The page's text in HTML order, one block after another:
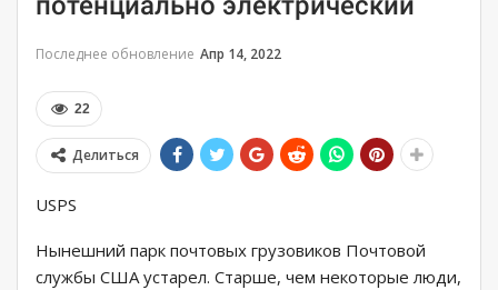
Последнее обновление Апр 14, 2022
22
Делиться
USPS
Нынешний парк почтовых грузовиков Почтовой
службы США устарел. Старше, чем некоторые люди,